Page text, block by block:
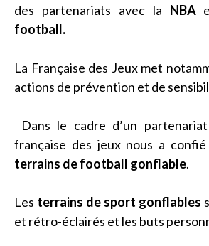
des partenariats avec la NBA
football.
La Française des Jeux met
actions de prévention et de
Dans le cadre d’un
française des jeux nous a
terrains de football gonflable.
Les terrains de sport gonflables
et rétro-éclairés et les buts